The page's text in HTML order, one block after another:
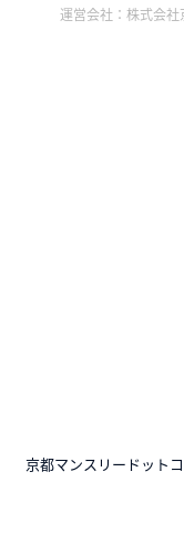
運営会社：株式会社
京都マンスリードット